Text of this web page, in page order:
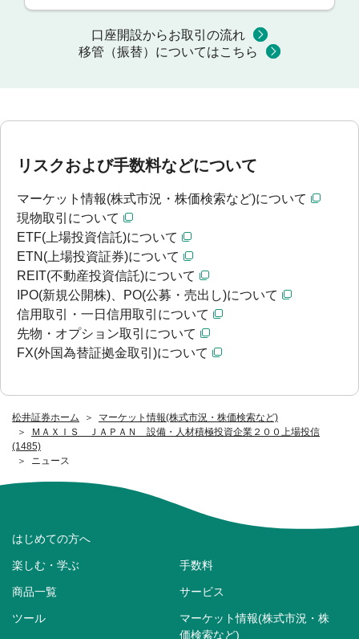
松井証券ホーム
マーケット情報(株式市況・株価検索など)
ＭＡＸＩＳ ＪＡＰＡＮ 設備・人材積極投資企業２００上場投信
(1485)
ニュース
口座開設からお取引の流れ
移管（振替）についてはこちら
リスクおよび手数料などについて
マーケット情報(株式市況・株価検索など)について
現物取引について
ETF(上場投資信託)について
ETN(上場投資証券)について
REIT(不動産投資信託)について
IPO(新規公開株)、PO(公募・売出し)について
信用取引・一日信用取引について
先物・オプション取引について
FX(外国為替証拠金取引)について
はじめての方へ
楽しむ・学ぶ 手数料
商品一覧 サービス
ツール
マーケット情報(株式市況・株
価検索など)